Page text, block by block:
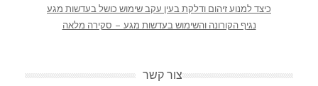
כיצד למנוע זיהום ודלקת בעין עקב שימוש כושל בעדשות מגע
נגיף הקורונה והשימוש בעדשות מגע – סקירה מלאה
צור קשר